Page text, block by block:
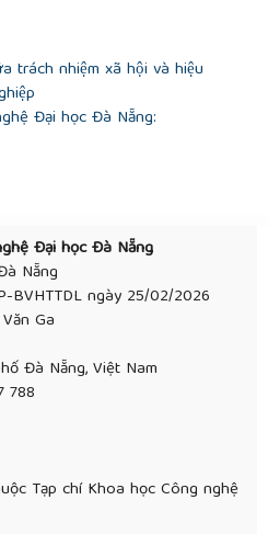
trách nhiệm xã hội và hiệu
Đại học Đà Nẵng:
Đại học Đà Nẵng
Nẵng
BVHTTDL ngày 25/02/2026
Ga
Đà Nẵng, Việt Nam
788
Tạp chí Khoa học Công nghệ